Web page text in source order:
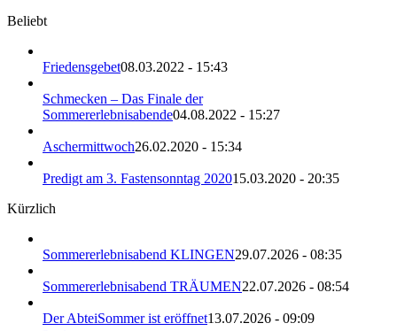
Beliebt
Friedensgebet08.03.2022 - 15:43
Schmecken – Das Finale der
Sommererlebnisabende04.08.2022 - 15:27
Aschermittwoch26.02.2020 - 15:34
Predigt am 3. Fastensonntag 202015.03.2020 - 20:35
Kürzlich
Sommererlebnisabend KLINGEN29.07.2026 - 08:35
Sommererlebnisabend TRÄUMEN22.07.2026 - 08:54
Der AbteiSommer ist eröffnet13.07.2026 - 09:09